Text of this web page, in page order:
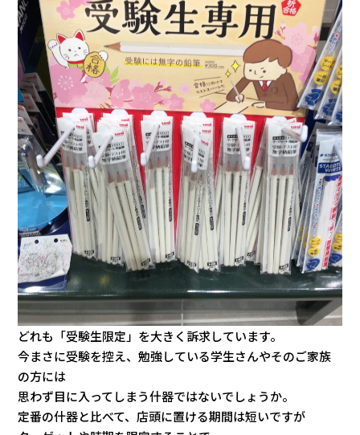
どれも「受験生限定」を大きく訴求しています。
今まさに受験を控え、勉強している学生さんやそのご家族
の方には
思わず目に入ってしまう什器ではないでしょうか。
定番の什器と比べて、店頭に置ける期間は短いですが